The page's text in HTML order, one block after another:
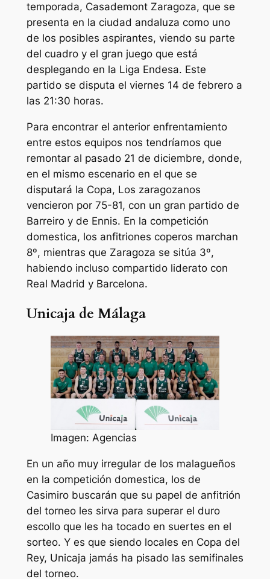
temporada, Casademont Zaragoza, que se
presenta en la ciudad andaluza como uno
de los posibles aspirantes, viendo su parte
del cuadro y el gran juego que está
desplegando en la Liga Endesa. Este
partido se disputa el viernes 14 de febrero a
las 21:30 horas.
Para encontrar el anterior enfrentamiento
entre estos equipos nos tendríamos que
remontar al pasado 21 de diciembre, donde,
en el mismo escenario en el que se
disputará la Copa, Los zaragozanos
vencieron por 75-81, con un gran partido de
Barreiro y de Ennis. En la competición
domestica, los anfitriones coperos marchan
8º, mientras que Zaragoza se sitúa 3º,
habiendo incluso compartido liderato con
Real Madrid y Barcelona.
Unicaja de Málaga
Imagen: Agencias
En un año muy irregular de los malagueños
en la competición domestica, los de
Casimiro buscarán que su papel de anfitrión
del torneo les sirva para superar el duro
escollo que les ha tocado en suertes en el
sorteo. Y es que siendo locales en Copa del
Rey, Unicaja jamás ha pisado las semifinales
del torneo.